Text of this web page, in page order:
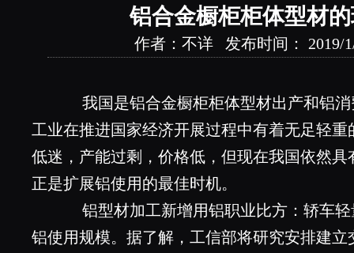
铝合金橱柜柜体型材
作者：不详 发布时间： 2019/
我国是铝合金橱柜柜体型材出产和铝消
工业在推进国家经济开展过程中有着无足轻
低迷，产能过剩，价格低，但现在我国依然
正是扩展铝使用的最佳时机。
铝型材加工新增用铝职业比方：轿车轻
铝使用规模。据了解，工信部将研究安排建